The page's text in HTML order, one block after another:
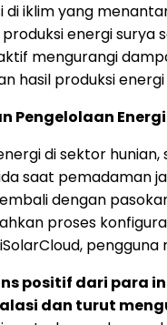
iklim yang
energi surya
mengurangi
hasil produksi
Pengelolaan
di sektor
saat pemadaman
dengan
proses
positif dari para
dan turut